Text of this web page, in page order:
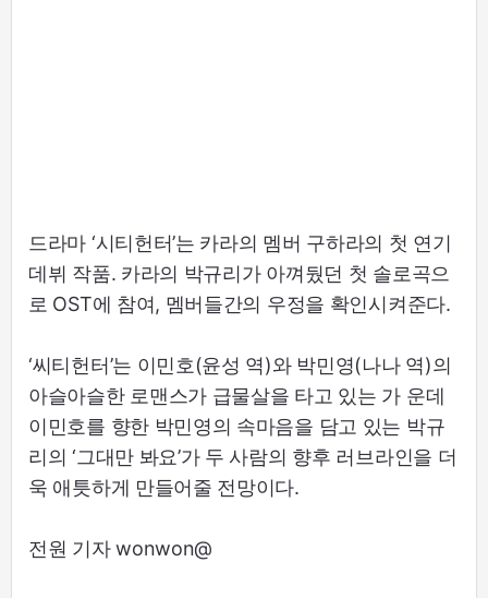
드라마 ‘시티헌터’는 카라의 멤버 구하라의 첫 연기
데뷔 작품. 카라의 박규리가 아껴뒀던 첫 솔로곡으
로 OST에 참여, 멤버들간의 우정을 확인시켜준다.
‘씨티헌터’는 이민호(윤성 역)와 박민영(나나 역)의
아슬아슬한 로맨스가 급물살을 타고 있는 가 운데
이민호를 향한 박민영의 속마음을 담고 있는 박규
리의 ‘그대만 봐요’가 두 사람의 향후 러브라인을 더
욱 애틋하게 만들어줄 전망이다.
전원 기자 wonwon@